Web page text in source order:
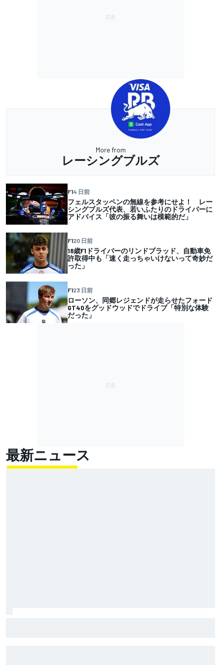
More from
レーシングブルズ
F14 日前
フェルスタッペンの無線を参考にせよ！ レー
シングブルズ代表、若いふたりのドライバーに
アドバイス「彼の振る舞いは模範的だ」
F120 日前
18歳F1ドライバーのリンドブラッド、自動車免
許取得中も「速く走っちゃいけないって奇妙だ
った」
F123 日前
ローソン、同郷レジェンドが走らせたフォード
GT40をグッドウッドでドライブ「特別な体験
だった」
最新ニュース